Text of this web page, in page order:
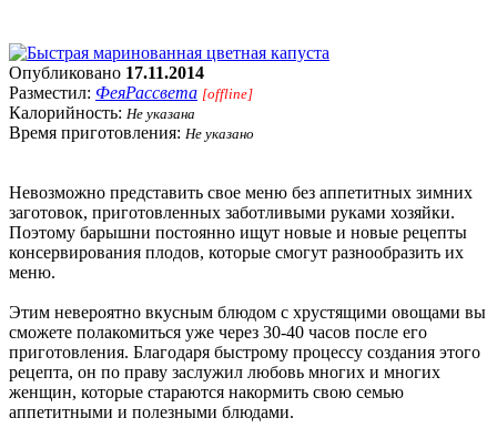
Опубликовано 17.11.2014
Разместил: ФеяРассвета [offline]
Калорийность: Не указана
Время приготовления: Не указано
Невозможно представить свое меню без аппетитных зимних
заготовок, приготовленных заботливыми руками хозяйки.
Поэтому барышни постоянно ищут новые и новые рецепты
консервирования плодов, которые смогут разнообразить их
меню.
Этим невероятно вкусным блюдом с хрустящими овощами вы
сможете полакомиться уже через 30-40 часов после его
приготовления. Благодаря быстрому процессу создания этого
рецепта, он по праву заслужил любовь многих и многих
женщин, которые стараются накормить свою семью
аппетитными и полезными блюдами.